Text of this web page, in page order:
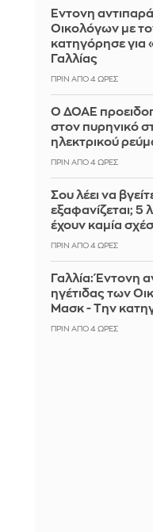
Έντονη
Οικολόγων με
κατηγόρησε για
Γαλλίας
ΠΡΙΝ ΑΠΌ 4 ΏΡΕΣ
Ο ΔΟΑΕ
στον πυρηνικό
ηλεκτρικού
ΠΡΙΝ ΑΠΌ 4 ΏΡΕΣ
Σου λέει να
εξαφανίζεται; 5
έχουν καμία
ΠΡΙΝ ΑΠΌ 4 ΏΡΕΣ
Γαλλία: Έντονη
ηγέτιδας των
Μασκ - Την
ΠΡΙΝ ΑΠΌ 4 ΏΡΕΣ